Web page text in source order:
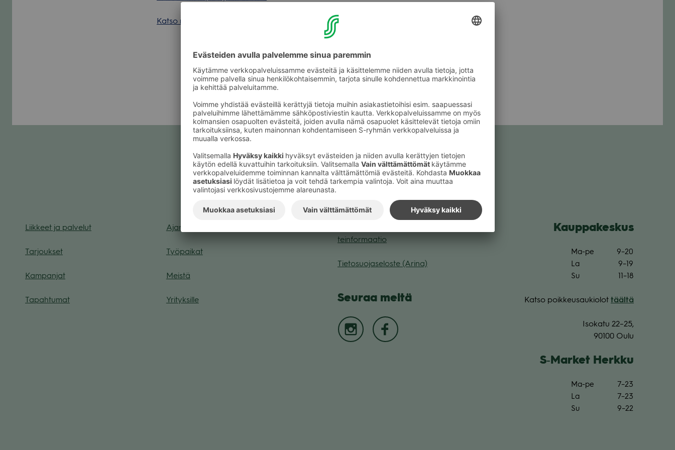
Katso muut lop­pu­vuo­den tapah­tu­mat tästä.
Ajankohtaista
Liik­keet ja pal­ve­lut
Tar­jouk­set
Kam­pan­jat
Tapah­tu­mat
Ajan­koh­taista
Työ­pai­kat
Meistä
Yri­tyk­sille
tein­for­maa­tio
Tie­to­suo­ja­se­loste (Arina)
Seu­raa meitä
Kaup­pa­kes­kus
Ma-pe
9–20
La
9–19
Su
11–18
Katso poik­keus­au­kio­lot täältä
Iso­katu 22–25,
90100 Oulu
S‑Market Herkku
Ma-pe
7–23
La
7–23
Su
9–22